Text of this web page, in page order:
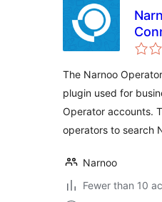
The Narnoo
plugin used for
Operator accounts.
operators to search
Narnoo
Fewer than 10